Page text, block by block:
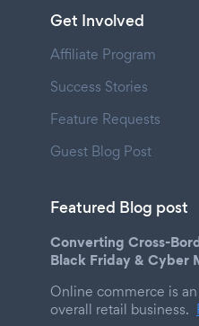
Get Involved
Affiliate Program
Success Stories
Feature Requests
Guest Blog Post
Featured Blog post
Converting Cross-
Black Friday & Cyber
Online commerce is
overall retail business.